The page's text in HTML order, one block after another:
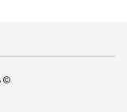
© 2018 - All Rights Reserved.